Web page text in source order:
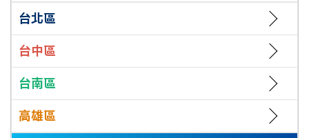
台北區
台中區
台南區
高雄區